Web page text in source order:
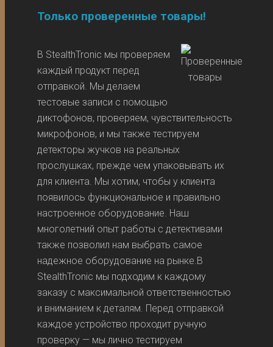
Только проверенные товары!
В StealthTronic мы проверяем
каждый продукт перед
отправкой. Мы делаем
тестовые записи с помощью
диктофонов, проверяем, чувствительность
микрофонов, и мы также тестируем
детекторы жучков на реальных
прослушках, прежде чем упаковывать их
для клиента. Мы хотим, чтобы у клиента
появилось функциональное и правильно
настроенное оборудование. Наш
многолетний опыт работы с детективами
также позволил нам выбрать самое
надежное оборудование на рынке.В
StealthTronic мы подходим к каждому
заказу с максимальной ответственностью
и вниманием к деталям. Перед отправкой
каждое устройство проходит ручную
проверку — мы лично тестируем